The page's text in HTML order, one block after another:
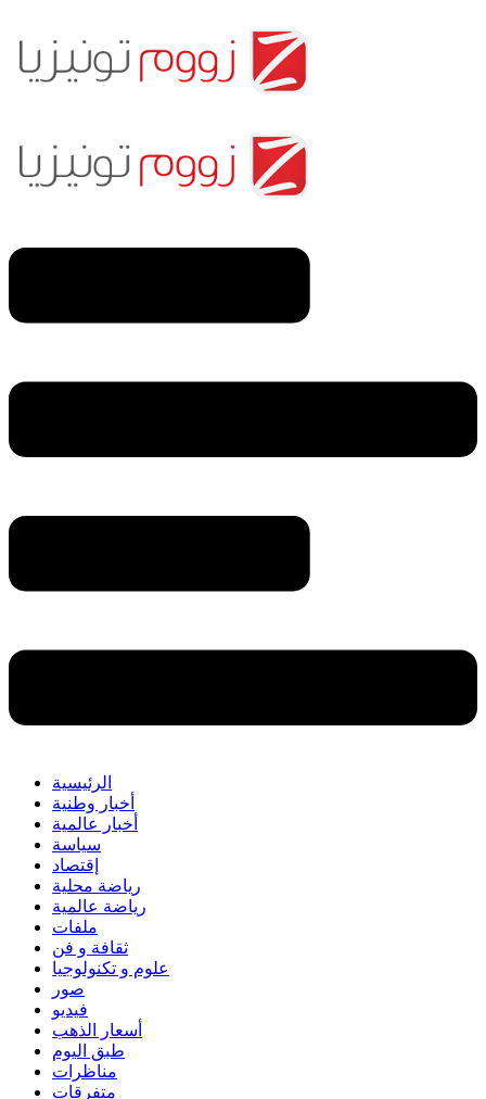
الرئيسية
أخبار وطنية
أخبار عالمية
سياسة
إقتصاد
رياضة محلية
رياضة عالمية
ملفات
ثقافة و فن
علوم و تكنولوجيا
صور
فيديو
أسعار الذهب
طبق اليوم
مناظرات
متفرقات